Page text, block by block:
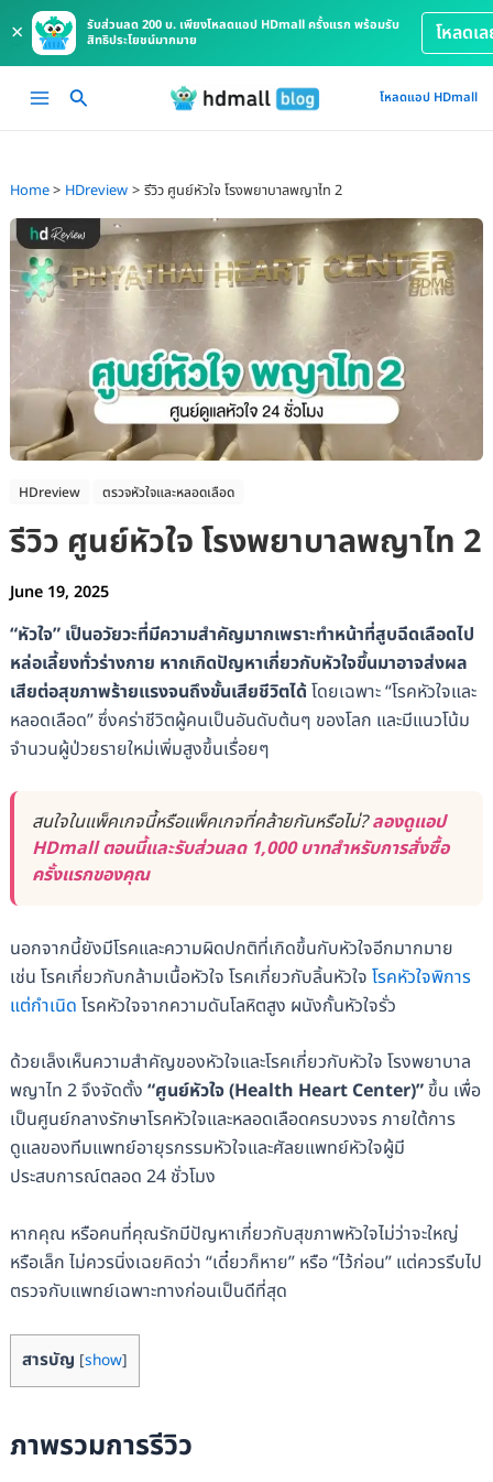
×
รับส่วนลด 200 บ. เพียงโหลดแอป HDmall ครั้งแรก พร้อมรับ
สิทธิประโยชน์มากมาย
โหลดเ
Main
โหลดแอป HDmall
Home HDreview รีวิว ศูนย์หัวใจ โรงพยาบาลพญาไท 2
HDreview ตรวจหัวใจและหลอดเลือด
รีวิว ศูนย์หัวใจ โรงพยาบาลพญาไท 2
June 19, 2025
“หัวใจ” เป็นอวัยวะที่มีความสำคัญมากเพราะทำหน้าที่สูบฉีดเลือดไป
หล่อเลี้ยงทั่วร่างกาย หากเกิดปัญหาเกี่ยวกับหัวใจขึ้นมาอาจส่งผล
เสียต่อสุขภาพร้ายแรงจนถึงขั้นเสียชีวิตได้โดยเฉพาะ “โรคหัวใจและ
หลอดเลือด” ซึ่งคร่าชีวิตผู้คนเป็นอันดับต้นๆ ของโลก และมีแนวโน้ม
จำนวนผู้ป่วยรายใหม่เพิ่มสูงขึ้นเรื่อยๆ
สนใจในแพ็คเกจนี้หรือแพ็คเกจที่คล้ายกันหรือไม่?ลองดูแอป
HDmall ตอนนี้และรับส่วนลด 1,000 บาทสำหรับการสั่งซื้อ
ครั้งแรกของคุณ
นอกจากนี้ยังมีโรคและความผิดปกติที่เกิดขึ้นกับหัวใจอีกมากมาย
เช่น โรคเกี่ยวกับกล้ามเนื้อหัวใจ โรคเกี่ยวกับลิ้นหัวใจ โรคหัวใจพิการ
แต่กำเนิด โรคหัวใจจากความดันโลหิตสูง ผนังกั้นหัวใจรั่ว
ด้วยเล็งเห็นความสำคัญของหัวใจและโรคเกี่ยวกับหัวใจ โรงพยาบาล
พญาไท 2 จึงจัดตั้ง “ศูนย์หัวใจ (Health Heart Center)”ขึ้น เพื่อ
เป็นศูนย์กลางรักษาโรคหัวใจและหลอดเลือดครบวงจร ภายใต้การ
ดูแลของทีมแพทย์อายุรกรรมหัวใจและศัลยแพทย์หัวใจผู้มี
ประสบการณ์ตลอด 24 ชั่วโมง
หากคุณ หรือคนที่คุณรักมีปัญหาเกี่ยวกับสุขภาพหัวใจไม่ว่าจะใหญ่
หรือเล็ก ไม่ควรนิ่งเฉยคิดว่า “เดี๋ยวก็หาย” หรือ “ไว้ก่อน” แต่ควรรีบไป
ตรวจกับแพทย์เฉพาะทางก่อนเป็นดีที่สุด
สารบัญ [show]
ภาพรวมการรีวิว